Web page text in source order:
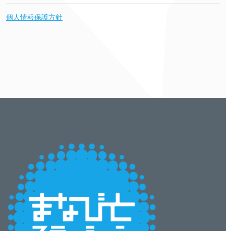
個人情報保護方針